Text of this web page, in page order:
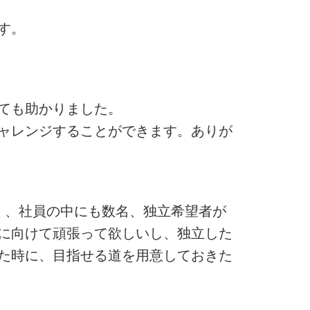
助かりました。
レンジすることができます。ありが
社員の中にも数名、独立希望者が
向けて頑張って欲しいし、独立した
時に、目指せる道を用意しておきた